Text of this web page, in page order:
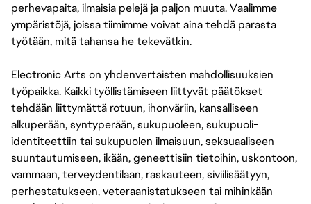
perhevapaita, ilmaisia pelejä ja paljon muuta. Vaalimme
ympäristöjä, joissa tiimimme voivat aina tehdä parasta
työtään, mitä tahansa he tekevätkin.
Electronic Arts on yhdenvertaisten mahdollisuuksien
työpaikka. Kaikki työllistämiseen liittyvät päätökset
tehdään liittymättä rotuun, ihonväriin, kansalliseen
alkuperään, syntyperään, sukupuoleen, sukupuoli-
identiteettiin tai sukupuolen ilmaisuun, seksuaaliseen
suuntautumiseen, ikään, geneettisiin tietoihin, uskontoon,
vammaan, terveydentilaan, raskauteen, siviilisäätyyn,
perhestatukseen, veteraanistatukseen tai mihinkään